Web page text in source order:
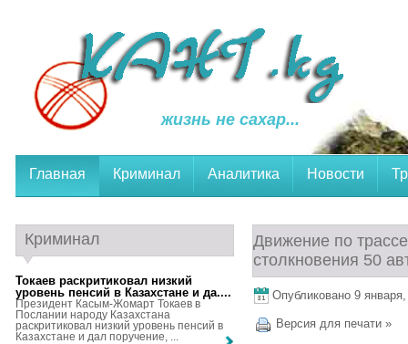
жизнь не сахар...
Главная Криминал Аналитика Новости
Движение по
столкновения 50
Опубликовано 9 января,
Версия для печати »
Криминал
Токаев раскритиковал низкий
уровень пенсий в Казахстане и да....
Президент Касым-Жомарт Токаев в
Послании народу Казахстана
раскритиковал низкий уровень пенсий в
Казахстане и дал поручение, ...